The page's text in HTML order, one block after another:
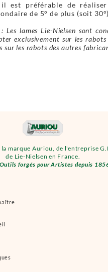
marque Auriou, de l'entreprise
de Lie-Nielsen en France.
forgés pour Artistes depuis
est préférable de
de 5° de plus (soit
: Les lames Lie-Nielsen sont
exclusivement sur les rabots
sur les rabots des autres